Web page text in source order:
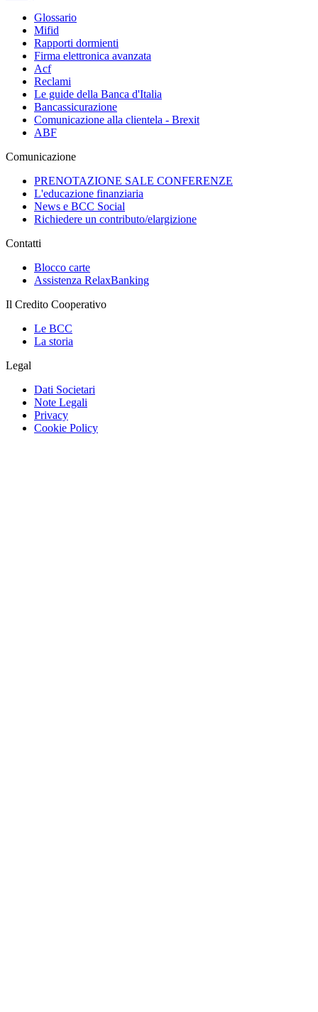
Glossario
Mifid
Rapporti dormienti
Firma elettronica avanzata
Acf
Reclami
Le guide della Banca d'Italia
Bancassicurazione
Comunicazione alla clientela - Brexit
ABF
Comunicazione
PRENOTAZIONE SALE CONFERENZE
L'educazione finanziaria
News e BCC Social
Richiedere un contributo/elargizione
Contatti
Blocco carte
Assistenza RelaxBanking
Il Credito Cooperativo
Le BCC
La storia
Legal
Dati Societari
Note Legali
Privacy
Cookie Policy